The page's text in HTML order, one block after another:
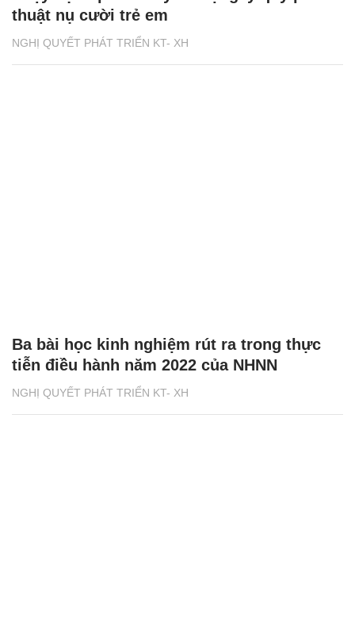
NGHỊ QUYẾT PHÁT TRIỂN KT- XH
thuật nụ cười trẻ em
NGHỊ QUYẾT PHÁT TRIỂN KT- XH
Ba bài học kinh nghiệm rút ra trong thực
tiễn điều hành năm 2022 của NHNN